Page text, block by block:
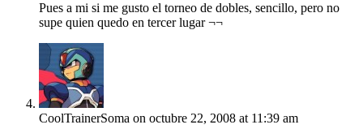
Pues a mi si me gusto el torneo de dobles, sencillo, pero no
supe quien quedo en tercer lugar ¬¬
CoolTrainerSoma on octubre 22, 2008 at 11:39 am